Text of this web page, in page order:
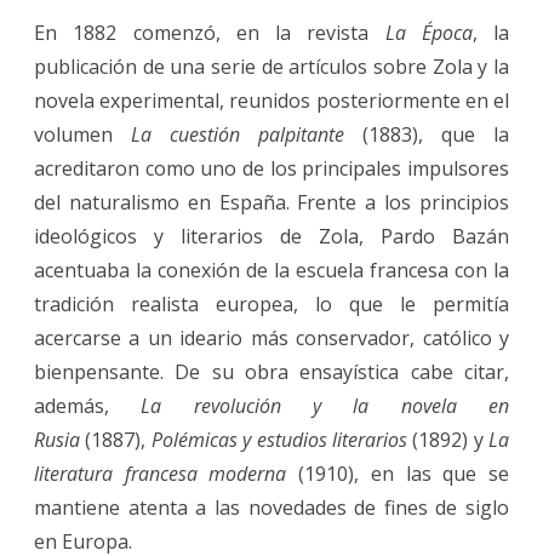
En 1882 comenzó, en la revista La Época, la
publicación de una serie de artículos sobre Zola y la
novela experimental, reunidos posteriormente en el
volumen La cuestión palpitante (1883), que la
acreditaron como uno de los principales impulsores
del naturalismo en España. Frente a los principios
ideológicos y literarios de Zola, Pardo Bazán
acentuaba la conexión de la escuela francesa con la
tradición realista europea, lo que le permitía
acercarse a un ideario más conservador, católico y
bienpensante. De su obra ensayística cabe citar,
además,La revolución y la novela en
Rusia(1887), Polémicas y estudios literarios(1892) yLa
literatura francesa moderna (1910), en las que se
mantiene atenta a las novedades de fines de siglo
en Europa.